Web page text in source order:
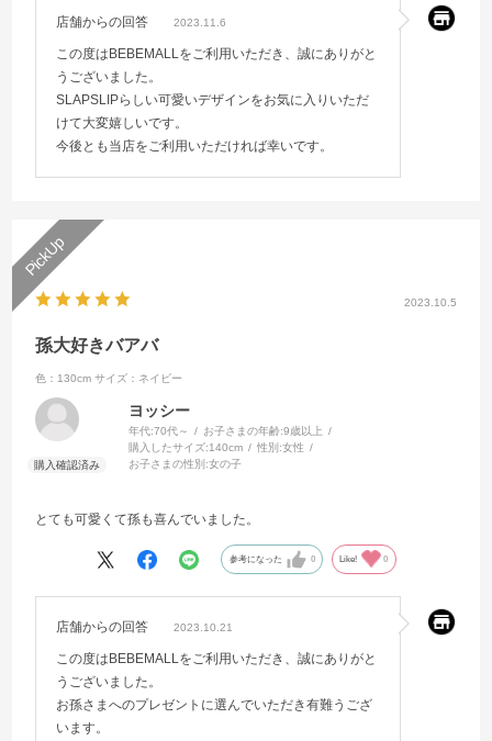
店舗からの回答 2023.11.6
この度はBEBEMALLをご利用いただき、誠にありがと
うございました。
SLAPSLIPらしい可愛いデザインをお気に入りいただ
けて大変嬉しいです。
今後とも当店をご利用いただければ幸いです。
2023.10.5
孫大好きバアバ
色：130cm サイズ：ネイビー
ヨッシー
年代:70代～ お子さまの年齢:9歳以上
購入したサイズ:140cm 性別:女性
お子さまの性別:女の子
とても可愛くて孫も喜んでいました。
参考になった 0 Like! 0
店舗からの回答 2023.10.21
この度はBEBEMALLをご利用いただき、誠にありがと
うございました。
お孫さまへのプレゼントに選んでいただき有難うござ
います。